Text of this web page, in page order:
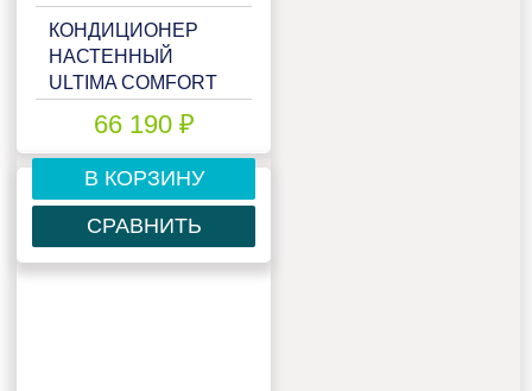
КОНДИЦИОНЕР
НАСТЕННЫЙ
ULTIMA COMFORT
66 190 ₽
В КОРЗИНУ
СРАВНИТЬ